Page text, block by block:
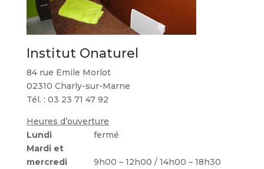
Institut Onaturel
84 rue Emile Morlot
02310 Charly-sur-Marne
Tél. : 03 23 71 47 92
Heures d’ouverture
Lundi
fermé
Mardi et
mercredi
9h00 – 12h00 / 14h00 – 18h30